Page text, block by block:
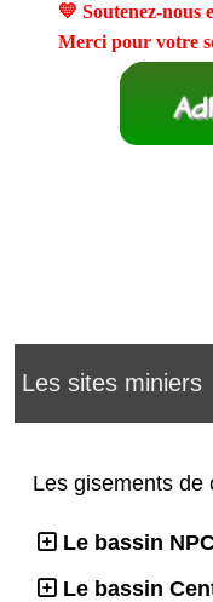
💛 Soutenez-nous
Merci pour votre
Les sites miniers
Les gisements de
Le bassin
Le bassin